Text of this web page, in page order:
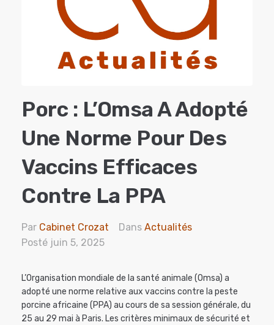
Porc : L’Omsa A Adopté
Une Norme Pour Des
Vaccins Efficaces
Contre La PPA
Par Cabinet Crozat Dans Actualités
Posté juin 5, 2025
L’Organisation mondiale de la santé animale (Omsa) a
adopté une norme relative aux vaccins contre la peste
porcine africaine (PPA) au cours de sa session générale, du
25 au 29 mai à Paris. Les critères minimaux de sécurité et